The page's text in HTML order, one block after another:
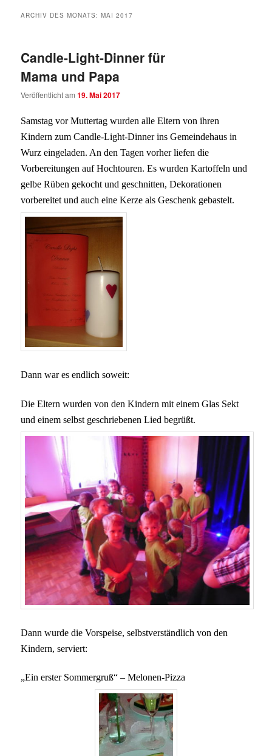
ARCHIV DES MONATS:MAI 2017
Candle-Light-Dinner für
Mama und Papa
Veröffentlicht am19. Mai 2017
Samstag vor Muttertag wurden alle Eltern von ihren
Kindern zum Candle-Light-Dinner ins Gemeindehaus in
Wurz eingeladen. An den Tagen vorher liefen die
Vorbereitungen auf Hochtouren. Es wurden Kartoffeln und
gelbe Rüben gekocht und geschnitten, Dekorationen
vorbereitet und auch eine Kerze als Geschenk gebastelt.
Dann war es endlich soweit:
Die Eltern wurden von den Kindern mit einem Glas Sekt
und einem selbst geschriebenen Lied begrüßt.
Dann wurde die Vorspeise, selbstverständlich von den
Kindern, serviert:
„Ein erster Sommergruß“ – Melonen-Pizza